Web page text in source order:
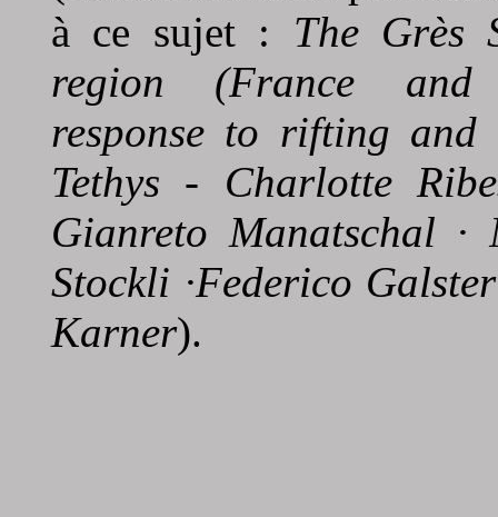
à ce sujet : The Grès
region (France and
response to rifting
Tethys - Charlotte
Gianreto Manatschal
Stockli ·Federico
Karner).